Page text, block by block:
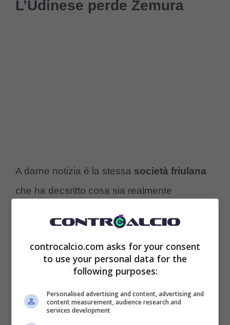
L’Udinese perde Zemura
A darne notizia è la stessa società friulana
che ha decsritto cosa sia realmente
all’improvviso anche perché iul giocatore
aveva avuto problemi contro la Fiorentina e
l’esito degli esami strumentali non ha lasciato
riportato una lesione muscolare al bicipite
controcalcio.com asks for your consent
to use your personal data for the
following purposes:
Personalised advertising and content, advertising and
content measurement, audience research and
services development